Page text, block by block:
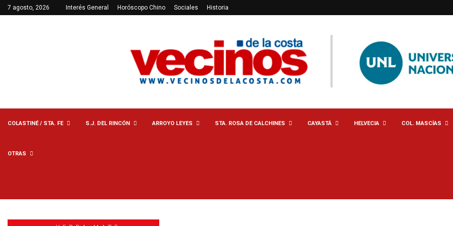
7 agosto, 2026 Interés General Horóscopo Chino Sociales Historia
COLASTINÉ / STA. FE S.J. DEL RINCÓN ARROYO LEYES STA. ROSA DE CALCHINES CAYASTÁ HELVECIA COL. MASCÍAS
OTRAS